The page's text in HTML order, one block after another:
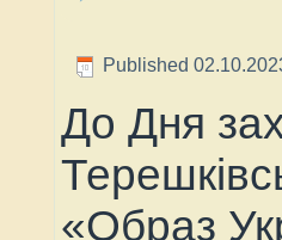
Published
До Дня
«Образ